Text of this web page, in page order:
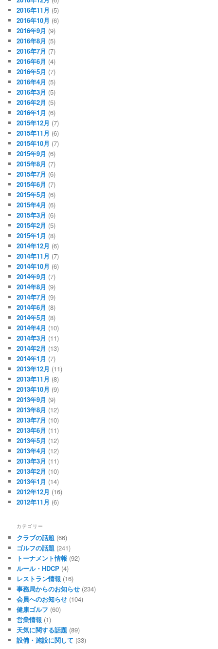
2016年11月 (5)
2016年10月 (6)
2016年9月 (9)
2016年8月 (5)
2016年7月 (7)
2016年6月 (4)
2016年5月 (7)
2016年4月 (5)
2016年3月 (5)
2016年2月 (5)
2016年1月 (6)
2015年12月 (7)
2015年11月 (6)
2015年10月 (7)
2015年9月 (6)
2015年8月 (7)
2015年7月 (6)
2015年6月 (7)
2015年5月 (6)
2015年4月 (6)
2015年3月 (6)
2015年2月 (5)
2015年1月 (8)
2014年12月 (6)
2014年11月 (7)
2014年10月 (6)
2014年9月 (7)
2014年8月 (9)
2014年7月 (9)
2014年6月 (8)
2014年5月 (8)
2014年4月 (10)
2014年3月 (11)
2014年2月 (13)
2014年1月 (7)
2013年12月 (11)
2013年11月 (8)
2013年10月 (9)
2013年9月 (9)
2013年8月 (12)
2013年7月 (10)
2013年6月 (11)
2013年5月 (12)
2013年4月 (12)
2013年3月 (11)
2013年2月 (10)
2013年1月 (14)
2012年12月 (16)
2012年11月 (6)
カテゴリー
クラブの話題 (66)
ゴルフの話題 (241)
トーナメント情報 (92)
ルール・HDCP (4)
レストラン情報 (16)
事務局からのお知らせ (234)
会員へのお知らせ (104)
健康ゴルフ (60)
営業情報 (1)
天気に関する話題 (89)
設備・施設に関して (33)